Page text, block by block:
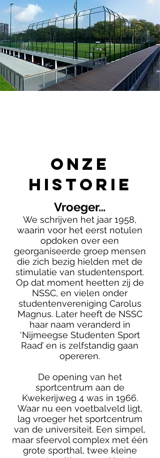
ONzE
HISTORIE
Vroeger…
We schrijven het jaar 1958,
waarin voor het eerst notulen
opdoken over een
georganiseerde groep mensen
die zich bezig hielden met de
stimulatie van studentensport.
Op dat moment heetten zij de
NSSC, en vielen onder
studentenvereniging Carolus
Magnus. Later heeft de NSSC
haar naam veranderd in
‘Nijmeegse Studenten Sport
Raad’ en is zelfstandig gaan
opereren.
De opening van het
sportcentrum aan de
Kwekerijweg 4 was in 1966.
Waar nu een voetbalveld ligt,
lag vroeger het sportcentrum
van de universiteit. Een simpel,
maar sfeervol complex met één
grote sporthal, twee kleine